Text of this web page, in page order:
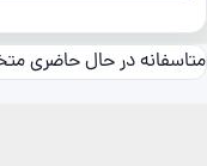
متاسفانه در حال حاضری